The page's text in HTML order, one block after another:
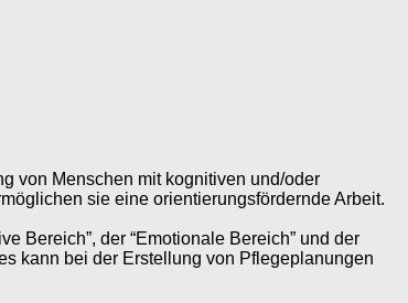
von Menschen mit kognitiven und/oder
sie eine orientierungsfördernde Arbeit.
Bereich”, der “Emotionale Bereich” und der
kann bei der Erstellung von Pflegeplanungen